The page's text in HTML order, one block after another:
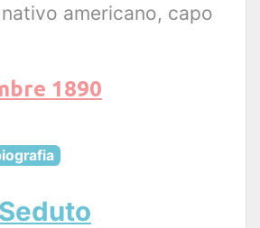
americano, capo
1890